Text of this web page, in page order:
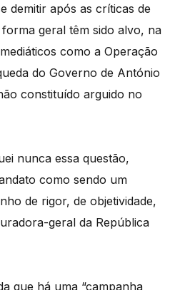
demitir após as críticas de
geral têm sido alvo, na
como a Operação
do Governo de António
constituído arguido no
nunca essa questão,
como sendo um
de rigor, de objetividade,
geral da República
que há uma “campanha